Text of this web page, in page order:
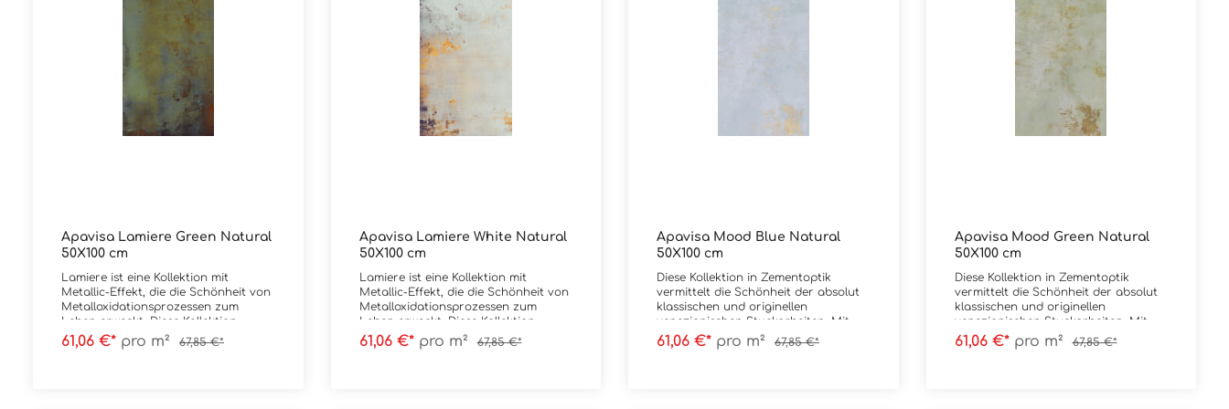
Apavisa Lamiere Green Natural
50X100 cm
Lamiere ist eine Kollektion mit
Metallic-Effekt, die die Schönheit von
Metalloxidationsprozessen zum
Leben erweckt. Diese Kollektion
erfindet die Schönheit von rostigem
Metall mit einer einzigartigen
61,06 €* pro m² 67,85 €*
Apavisa Lamiere White Natural
50X100 cm
Lamiere ist eine Kollektion mit
Metallic-Effekt, die die Schönheit von
Metalloxidationsprozessen zum
Leben erweckt. Diese Kollektion
erfindet die Schönheit von rostigem
Metall mit einer einzigartigen
61,06 €* pro m² 67,85 €*
Apavisa Mood Blue Natural
50X100 cm
Diese Kollektion in Zementoptik
vermittelt die Schönheit der absolut
klassischen und originellen
venezianischen Stuckarbeiten. Mit
den metallischen Linien, dem Spiel
zwischen Glanz und Matt sowie den
61,06 €* pro m² 67,85 €*
Apavisa Mood Green Natural
50X100 cm
Diese Kollektion in Zementoptik
vermittelt die Schönheit der absolut
klassischen und originellen
venezianischen Stuckarbeiten. Mit
den metallischen Linien, dem Spiel
zwischen Glanz und Matt sowie den
61,06 €* pro m² 67,85 €*